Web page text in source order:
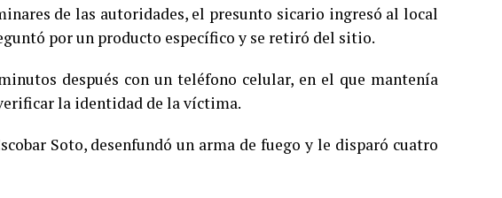
de las autoridades, el presunto sicario ingresó al local
por un producto específico y se retiró del sitio.
después con un teléfono celular, en el que mantenía
la identidad de la víctima.
Soto, desenfundó un arma de fuego y le disparó cuatro